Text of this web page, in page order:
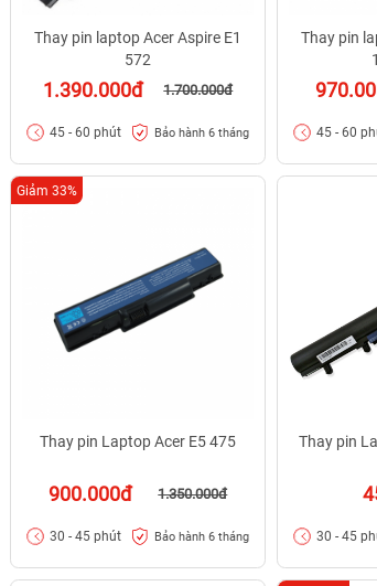
Thay pin laptop Acer Aspire E1
572
1.390.000đ 1.700.000đ
45 - 60 phút Bảo hành 6 tháng
Thay pin
45 - 60
Thay pin Laptop Acer E5 475
900.000đ 1.350.000đ
Giảm 33%
30 - 45 phút Bảo hành 6 tháng
Thay pin
30 - 45